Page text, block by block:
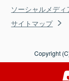
ソーシャルメディ
サイトマップ
Copyright